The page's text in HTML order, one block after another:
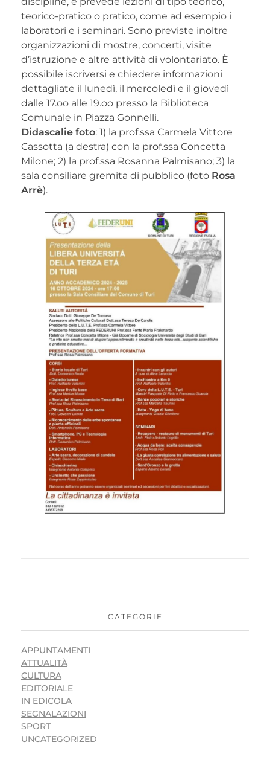
teorico-pratico o pratico, come ad esempio i
laboratori e i seminari. Sono previste inoltre
organizzazioni di mostre, concerti, visite
d’istruzione e altre attività di volontariato. È
possibile iscriversi e chiedere informazioni
dettagliate il lunedì, il mercoledì e il giovedì
dalle 17.oo alle 19.oo presso la Biblioteca
Comunale in Piazza Gonnelli.
Didascalie foto: 1) la prof.ssa Carmela Vittore
Cassotta (a destra) con la prof.ssa Concetta
Milone; 2) la prof.ssa Rosanna Palmisano; 3) la
sala consiliare gremita di pubblico (foto Rosa
Arrè).
CATEGORIE
APPUNTAMENTI
ATTUALITÀ
CULTURA
EDITORIALE
IN EDICOLA
SEGNALAZIONI
SPORT
UNCATEGORIZED